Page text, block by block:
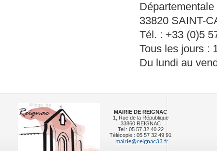
Départementale
33820 SAINT-
Tél. : +33 (0)5
Tous les jours :
Du lundi au
MAIRIE DE REIGNAC
1, Rue de la République
33860 REIGNAC
Tel : 05 57 32 40 22
Télécopie : 05 57 32 49 91
mairie@reignac33.fr